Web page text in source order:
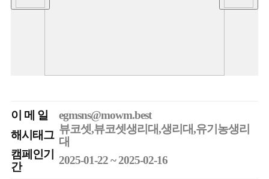
이 메 일
egmsns@mowm.best
해시태그 뷰코셋,뷰코셋생리대,생리대,유기농생리
대
캠페인기
간
2025-01-22 ~ 2025-02-16